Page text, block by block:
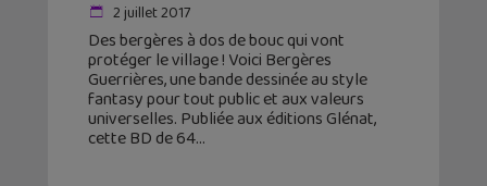
2 juillet 2017
Des bergères à dos de bouc qui vont
protéger le village ! Voici Bergères
Guerrières, une bande dessinée au style
fantasy pour tout public et aux valeurs
universelles. Publiée aux éditions Glénat,
cette BD de 64